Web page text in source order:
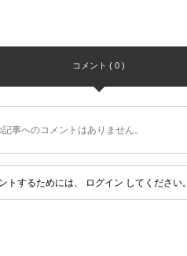
コメント ( 0 )
記事へのコメントはありません。
トするためには、 ログイン してください。